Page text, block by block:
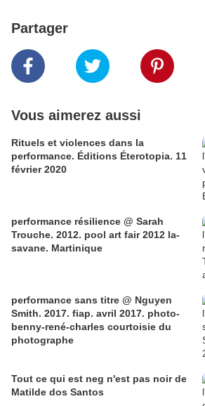
Partager
Vous aimerez aussi
Rituels et violences dans la
performance. Éditions Éterotopia. 11
février 2020
performance résilience @ Sarah
Trouche. 2012. pool art fair 2012 la-
savane. Martinique
performance sans titre @ Nguyen
Smith. 2017. fiap. avril 2017. photo-
benny-rené-charles courtoisie du
photographe
Tout ce qui est neg n'est pas noir de
Matilde dos Santos